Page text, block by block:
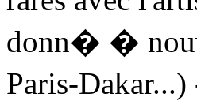
donn� �
Paris-